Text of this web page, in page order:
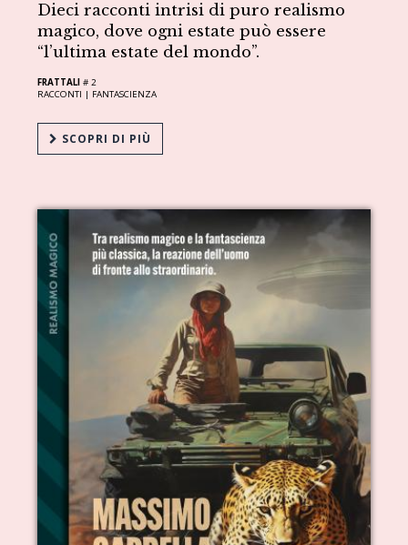
Dieci racconti intrisi di puro realismo
magico, dove ogni estate può essere
“l’ultima estate del mondo”.
FRATTALI # 2
RACCONTI | FANTASCIENZA
SCOPRI DI PIÙ